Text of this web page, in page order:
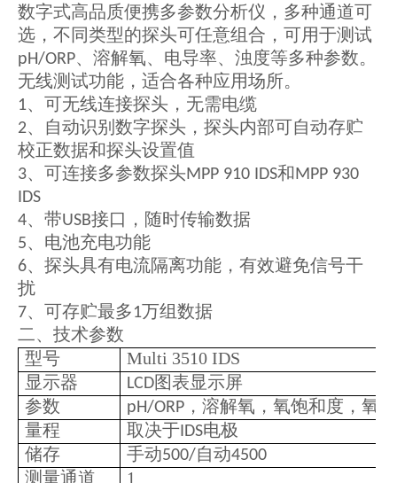
数字式高品质便携多参数分析仪，多种通道可
选，不同类型的探头可任意组合，可用于测试
pH/ORP、溶解氧、电导率、浊度等多种参数。
无线测试功能，适合各种应用场所。
1、可无线连接探头，无需电缆
2、自动识别数字探头，探头内部可自动存贮
校正数据和探头设置值
3、可连接多参数探头 MPP 910 IDS和 MPP 930
IDS
4、带USB接口，随时传输数据
5、电池充电功能
6、探头具有电流隔离功能，有效避免信号干
扰
7、可存贮最多 1万组数据
二、技术参数
型号
Multi 3510 IDS
显示器
LCD图表显示屏
参数
pH/ORP ，溶解氧，氧饱和度，氧
量程
取决于 IDS电极
储存
手动500/自动4500
测量通道
1